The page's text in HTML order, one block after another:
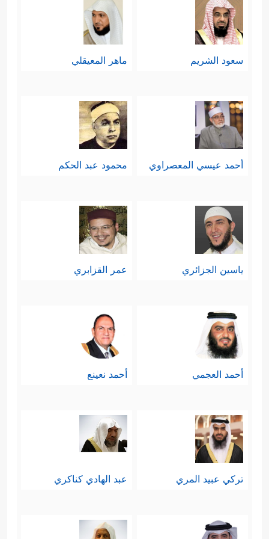
سعود الشريم ماهر المعيقلي
أحمد عيسي المعصراوي محمود عبد الحكم
ياسين الجزائري عمر القزابري
أحمد العجمي أحمد نعينع
تركي عبيد المري عبد الهادي كناكري